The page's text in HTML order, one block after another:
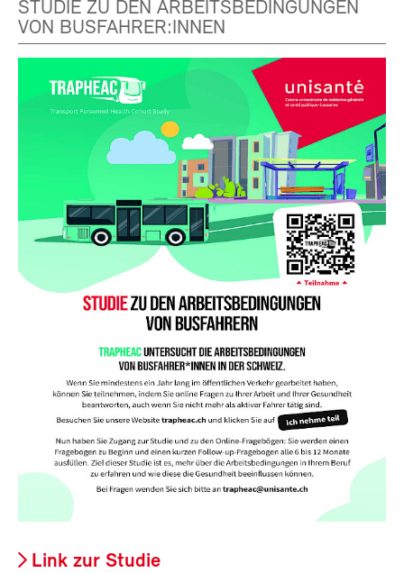
STUDIE ZU DEN ARBEITSBEDINGUNGEN
VON BUSFAHRER:INNEN
Link zur Studie